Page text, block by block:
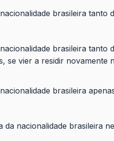
brasileira tanto
brasileira
se vier a residir novamente
brasileira
da nacionalidade brasileira